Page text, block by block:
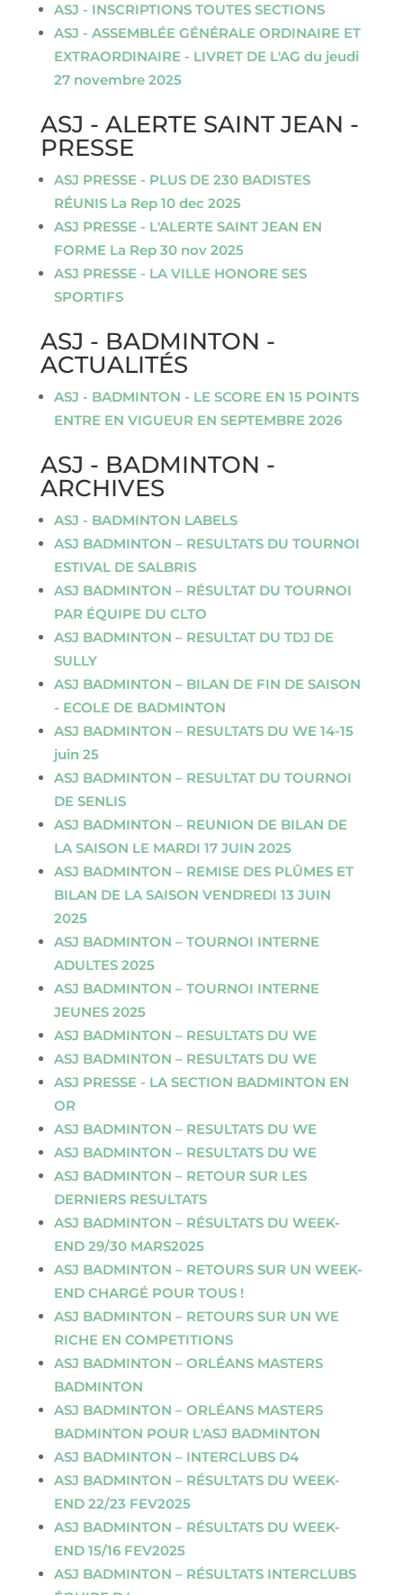
ASJ - INSCRIPTIONS TOUTES SECTIONS
ASJ - ASSEMBLÉE GÉNÉRALE ORDINAIRE ET
EXTRAORDINAIRE - LIVRET DE L'AG du jeudi
27 novembre 2025
ASJ - ALERTE SAINT JEAN -
PRESSE
ASJ PRESSE - PLUS DE 230 BADISTES
RÉUNIS La Rep 10 dec 2025
ASJ PRESSE - L'ALERTE SAINT JEAN EN
FORME La Rep 30 nov 2025
ASJ PRESSE - LA VILLE HONORE SES
SPORTIFS
ASJ - BADMINTON -
ACTUALITÉS
ASJ - BADMINTON - LE SCORE EN 15 POINTS
ENTRE EN VIGUEUR EN SEPTEMBRE 2026
ASJ - BADMINTON -
ARCHIVES
ASJ - BADMINTON LABELS
ASJ BADMINTON – RESULTATS DU TOURNOI
ESTIVAL DE SALBRIS
ASJ BADMINTON – RÉSULTAT DU TOURNOI
PAR ÉQUIPE DU CLTO
ASJ BADMINTON – RESULTAT DU TDJ DE
SULLY
ASJ BADMINTON – BILAN DE FIN DE SAISON
- ECOLE DE BADMINTON
ASJ BADMINTON – RESULTATS DU WE 14-15
juin 25
ASJ BADMINTON – RESULTAT DU TOURNOI
DE SENLIS
ASJ BADMINTON – REUNION DE BILAN DE
LA SAISON LE MARDI 17 JUIN 2025
ASJ BADMINTON – REMISE DES PLÛMES ET
BILAN DE LA SAISON VENDREDI 13 JUIN
2025
ASJ BADMINTON – TOURNOI INTERNE
ADULTES 2025
ASJ BADMINTON – TOURNOI INTERNE
JEUNES 2025
ASJ BADMINTON – RESULTATS DU WE
ASJ BADMINTON – RESULTATS DU WE
ASJ PRESSE - LA SECTION BADMINTON EN
OR
ASJ BADMINTON – RESULTATS DU WE
ASJ BADMINTON – RESULTATS DU WE
ASJ BADMINTON – RETOUR SUR LES
DERNIERS RESULTATS
ASJ BADMINTON – RÉSULTATS DU WEEK-
END 29/30 MARS2025
ASJ BADMINTON – RETOURS SUR UN WEEK-
END CHARGÉ POUR TOUS !
ASJ BADMINTON – RETOURS SUR UN WE
RICHE EN COMPETITIONS
ASJ BADMINTON – ORLÉANS MASTERS
BADMINTON
ASJ BADMINTON – ORLÉANS MASTERS
BADMINTON POUR L'ASJ BADMINTON
ASJ BADMINTON – INTERCLUBS D4
ASJ BADMINTON – RÉSULTATS DU WEEK-
END 22/23 FEV2025
ASJ BADMINTON – RÉSULTATS DU WEEK-
END 15/16 FEV2025
ASJ BADMINTON – RÉSULTATS INTERCLUBS